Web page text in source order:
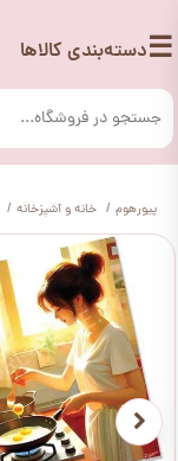
☰دسته‌بندی کالاها
پیورهوم خانه و آشپزخانه